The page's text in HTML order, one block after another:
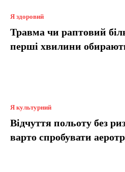
Я здоровий
Травма чи раптовий
перші хвилини
Я культурний
Відчуття польоту без
варто спробувати